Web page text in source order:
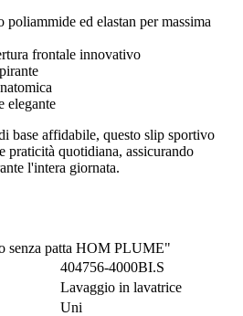
poliammide ed elastan per massima
frontale innovativo
elegante
base affidabile, questo slip sportivo
praticità quotidiana, assicurando
l'intera giornata.
senza patta HOM PLUME"
404756-4000BI.S
Lavaggio in lavatrice
Uni